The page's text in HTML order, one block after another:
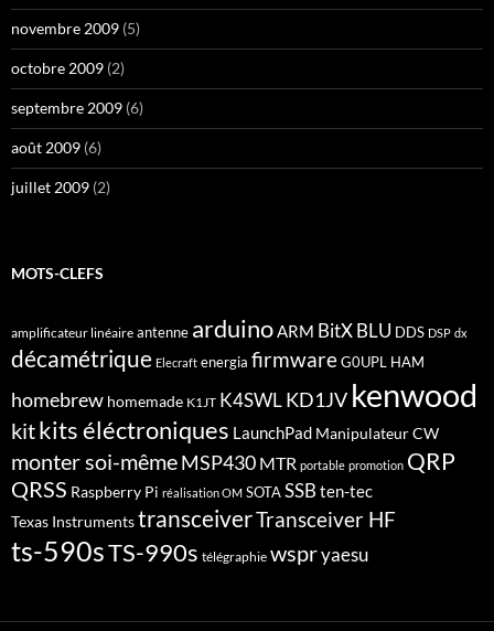
novembre 2009 (5)
octobre 2009 (2)
septembre 2009 (6)
août 2009 (6)
juillet 2009 (2)
MOTS-CLEFS
amplificateur linéaire antenne arduinoARM BitX BLU DDS DSP dx
décamétrique Elecraft energia firmwareG0UPL HAM
homebrew homemade K1JT K4SWL KD1JV kenwood
kitkits éléctroniques LaunchPad Manipulateur CW
monter soi-mêmeMSP430 MTR portable promotion QRP
QRSS Raspberry Pi réalisation OM SOTASSB ten-tec
Texas InstrumentstransceiverTransceiver HF
ts-590sTS-990s télégraphie wspryaesu